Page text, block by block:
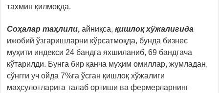
тахмин қилмоқда.
Соҳалар таҳлили, айниқса, қишлоқ хўжалигида
ижобий ўзгаришларни кўрсатмоқда, бунда бизнес
муҳити индекси 24 бандга яхшиланиб, 69 бандгача
кўтарилди. Бунга бир қанча муҳим омиллар, жумладан,
сўнгги уч ойда 7%га ўсган қишлоқ хўжалиги
маҳсулотларига талаб ортиши ва фермерларнинг